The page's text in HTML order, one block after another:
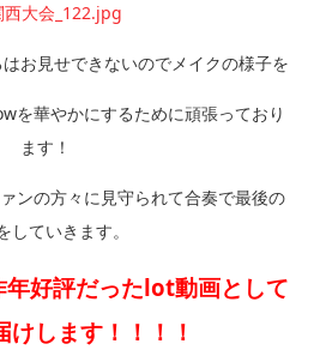
お見せできないのでメイクの様子を
を華やかにするために頑張っており
ます！
ンの方々に見守られて合奏で最後の
していきます。
年好評だったlot動画として
けします！！！！